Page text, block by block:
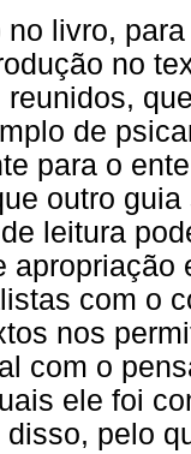
no livro,
no
de
para o
outro
leitura
com o
nos
com o
ele foi
pelo